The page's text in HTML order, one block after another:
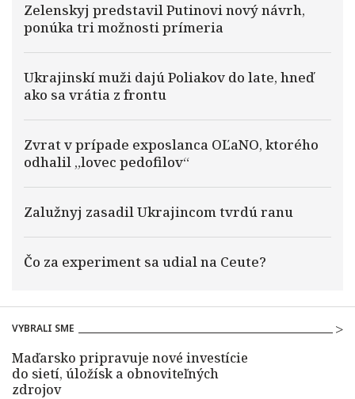
Zelenskyj predstavil Putinovi nový návrh,
ponúka tri možnosti prímeria
Ukrajinskí muži dajú Poliakov do late, hneď
ako sa vrátia z frontu
Zvrat v prípade exposlanca OĽaNO, ktorého
odhalil „lovec pedofilov“
Zalužnyj zasadil Ukrajincom tvrdú ranu
Čo za experiment sa udial na Ceute?
VYBRALI SME
Maďarsko pripravuje nové investície
do sietí, úložísk a obnoviteľných
zdrojov